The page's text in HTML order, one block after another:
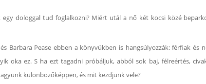
egy dologgal tud foglalkozni? Miért utál a nő két kocsi közé
Barbara Pease ebben a könyvükben is hangsúlyozzák: férfiak
oka ez. S ha ezt tagadni próbáljuk, abból sok baj, félreértés,
különbözőképpen, és mit kezdjünk vele?